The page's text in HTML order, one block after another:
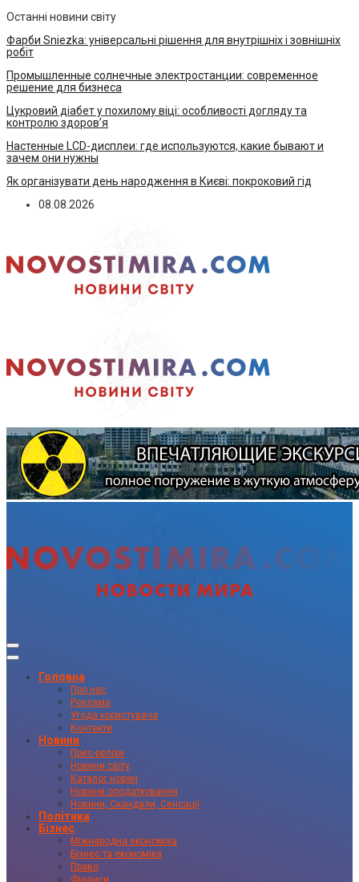
Останні новини світу
Фарби Sniezka: універсальні рішення для внутрішніх і зовнішніх
робіт
Промышленные солнечные электростанции: современное
решение для бизнеса
Цукровий діабет у похилому віці: особливості догляду та
контролю здоров’я
Настенные LCD-дисплеи: где используются, какие бывают и
зачем они нужны
Як організувати день народження в Києві: покроковий гід
08.08.2026
Головна
Про нас
Реклама
Угода користувача
Контакти
Новини
Прес-релізи
Новини світу
Каталог новин
Новини оподаткування
Новини, Скандали, Сенсації
Політика
Бізнес
Міжнародна економіка
Бізнес та економіка
Право
Фінанси